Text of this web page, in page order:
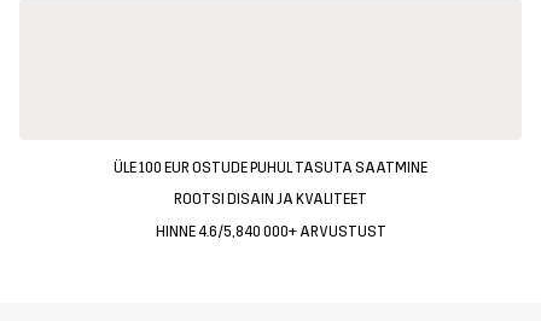
ÜLE 100 EUR OSTUDE PUHUL TASUTA SAATMINE
ROOTSI DISAIN JA KVALITEET
HINNE 4.6/5, 840 000+ ARVUSTUST